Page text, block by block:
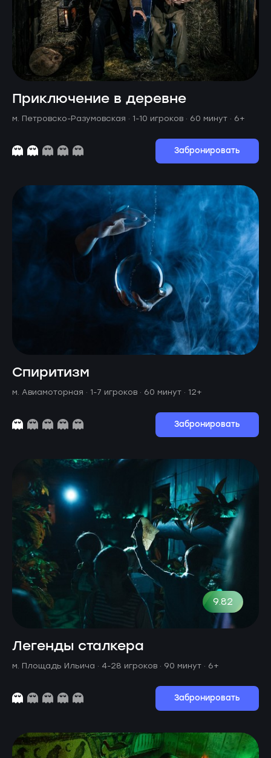
Приключение в деревне
м. Петровско-Разумовская · 1-10 игроков · 60 минут · 6+
Забронировать
Спиритизм
м. Авиамоторная · 1-7 игроков · 60 минут · 12+
Забронировать
9.82
Легенды сталкера
м. Площадь Ильича · 4-28 игроков · 90 минут · 6+
Забронировать